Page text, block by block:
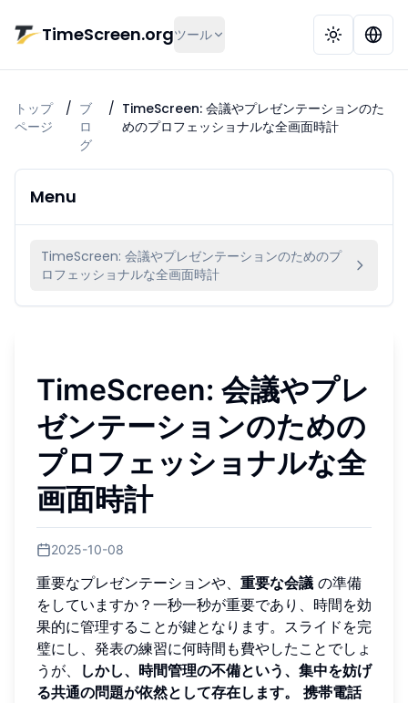
TimeScreen.orgツール
トップ
ページ
/ ブ
ロ
グ
/ TimeScreen: 会議やプレゼンテーションのた
めのプロフェッショナルな全画面時計
Menu
TimeScreen: 会議やプレゼンテーションのためのプ
ロフェッショナルな全画面時計
TimeScreen: 会議やプレ
ゼンテーションのための
プロフェッショナルな全
画面時計
2025-10-08
重要なプレゼンテーションや、 重要な会議 の準備
をしていますか？一秒一秒が重要であり、時間を効
果的に管理することが鍵となります。スライドを完
璧にし、発表の練習に何時間も費やしたことでしょ
うが、
しかし、時間管理の不備という、集中を妨げ
る共通の問題が依然として存在します。
携帯電話